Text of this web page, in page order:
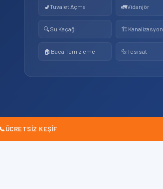
🚽Tuvalet Açma 🚛Vidanjör
🔍 Su Kaçağı 🏗️Kanalizasyon
🏠 Baca Temizleme 🔩Tesisat
ÜCRETSIZ KEŞIF